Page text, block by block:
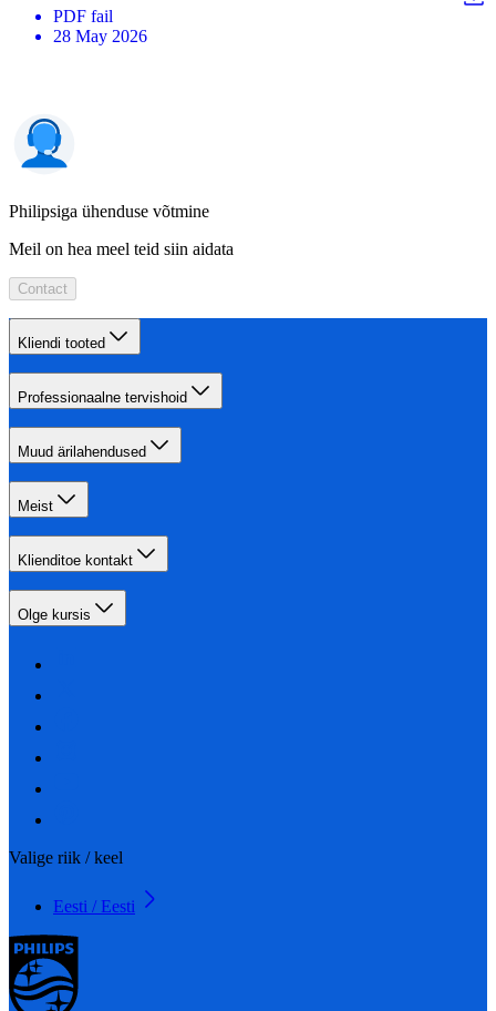
PDF fail
28 May 2026
Philipsiga ühenduse võtmine
Meil on hea meel teid siin aidata
Contact
Kliendi tooted
Professionaalne tervishoid
Muud ärilahendused
Meist
Klienditoe kontakt
Olge kursis
Valige riik / keel
Eesti / Eesti